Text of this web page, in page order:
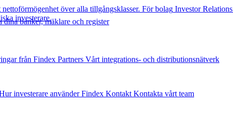
över alla tillgångsklasser. För bolag Investor Relations
investerare.
dina banker, mäklare och register
från Findex Partners Vårt integrations- och distributionsnätverk
investerare använder Findex Kontakt Kontakta vårt team